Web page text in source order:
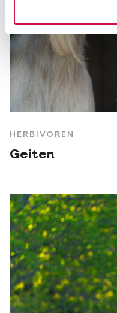
HERBIVOREN
Geiten